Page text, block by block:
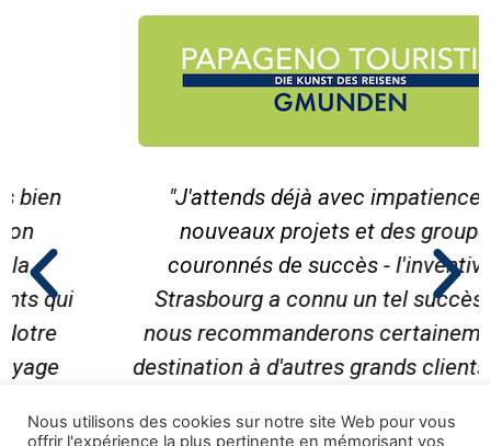
"J'attends déjà avec impatience de
nouveaux projets et des groupes
couronnés de succès - l'inventive à
Strasbourg a connu un tel succès que
nous recommanderons certainement la
destination à d'autres grands clients et qui
2020/2021."
Nous utilisons des cookies sur notre site Web pour vous
offrir l'expérience la plus pertinente en mémorisant vos